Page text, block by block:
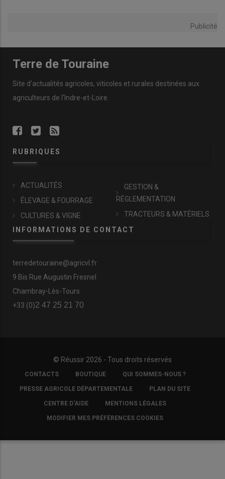
Publicité
Terre de Touraine
Site d'actualités agricoles, viticoles et rurales destinées aux
agriculteurs de l'Indre-et-Loire.
RUBRIQUES
ACTUALITÉS
ÉLEVAGE & FOURRAGE
CULTURES & VIGNE
GESTION &
RÉGLEMENTATION
TRACTEURS & MATÉRIELS
INFORMATIONS DE CONTACT
terredetouraine@agricvl.fr
9 Bis Rue Augustin Fresnel
Chambray-Lès-Tours
+33 (0)2 47 25 21 70
© Réussir 2026 - Tous droits réservés
FOOTER
COPYRIGHT
CONTACTS BOUTIQUE QUI SOMMES-NOUS ?
PRESSE AGRICOLE DÉPARTEMENTALE PLAN DU SITE
CENTRE D'AIDE MENTIONS LÉGALES
MODIFIER MES PRÉFÉRENCES COOKIES